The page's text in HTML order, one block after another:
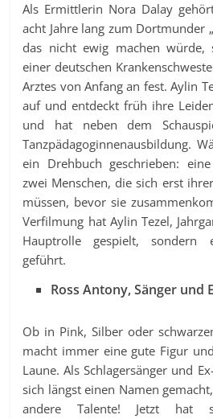
Als Ermittlerin Nora Dalay
acht Jahre lang zum Dortmunder
das nicht ewig machen
einer deutschen
Arztes von Anfang an fest. Aylin
auf und entdeckt früh ihre
und hat neben dem
Tanzpädagoginnenausbildung.
ein Drehbuch geschrieben:
zwei Menschen, die sich erst
müssen, bevor sie
Verfilmung hat Aylin Tezel,
Hauptrolle gespielt, sondern
geführt.
Ross Antony, Sänger und
Ob in Pink, Silber oder
macht immer eine gute Figur
Laune. Als Schlagersänger und
sich längst einen Namen
andere Talente! Jetzt hat